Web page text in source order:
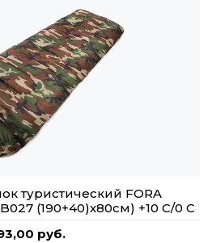
туристический FORA
(190+40)х80см) +10 C/0 C
руб.